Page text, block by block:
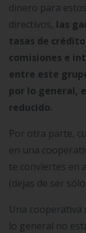
dinero para
directivos, las
tasas de
comisiones e
entre este
por lo general,
reducido.
Por otra parte,
en una
te conviertes en
(dejas de ser
Una cooperativa
lo general no